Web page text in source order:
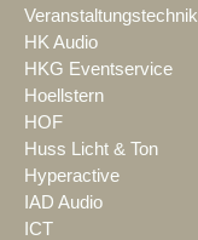
Veranstaltungstechnik
HK Audio
HKG Eventservice
Hoellstern
HOF
Huss Licht & Ton
Hyperactive
IAD Audio
ICT